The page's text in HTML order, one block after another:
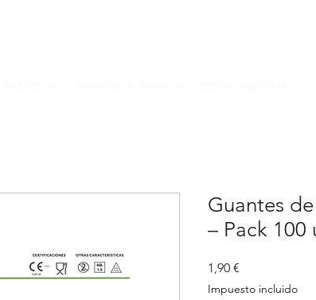
Guantes
– Pack 100
1,90 €
Impuesto incluido